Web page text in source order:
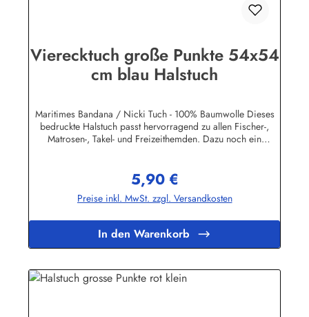
Vierecktuch große Punkte 54x54
cm blau Halstuch
Maritimes Bandana / Nicki Tuch - 100% Baumwolle Dieses
bedruckte Halstuch passt hervorragend zu allen Fischer-,
Matrosen-, Takel- und Freizeithemden. Dazu noch ein
GmbHHeglitzer Str. 1226409 Wittmundinfo@modas-
bekleidung.de
Regulärer Preis:
5,90 €
Preise inkl. MwSt. zzgl. Versandkosten
In den Warenkorb